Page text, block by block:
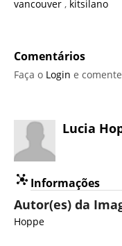
vancouver , kitsilano
Comentários
Faça o Login e
Lucia
Informações
Autor(es) da
Hoppe